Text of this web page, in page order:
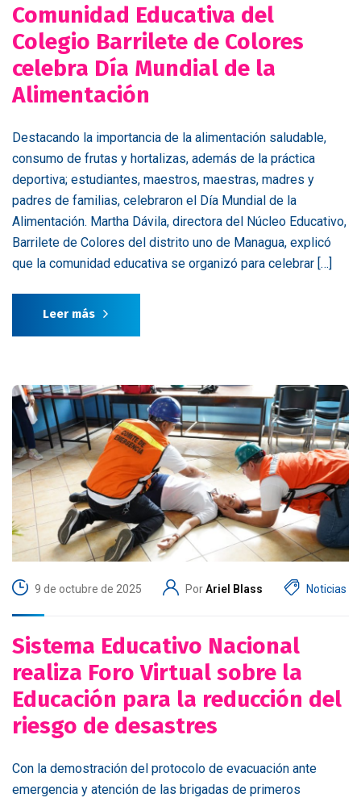
Comunidad Educativa del
Colegio Barrilete de Colores
celebra Día Mundial de la
Alimentación
Destacando la importancia de la alimentación saludable,
consumo de frutas y hortalizas, además de la práctica
deportiva; estudiantes, maestros, maestras, madres y
padres de familias, celebraron el Día Mundial de la
Alimentación. Martha Dávila, directora del Núcleo Educativo,
Barrilete de Colores del distrito uno de Managua, explicó
que la comunidad educativa se organizó para celebrar […]
Leer más
9 de octubre de 2025 PorAriel Blass Noticias
Sistema Educativo Nacional
realiza Foro Virtual sobre la
Educación para la reducción del
riesgo de desastres
Con la demostración del protocolo de evacuación ante
emergencia y atención de las brigadas de primeros